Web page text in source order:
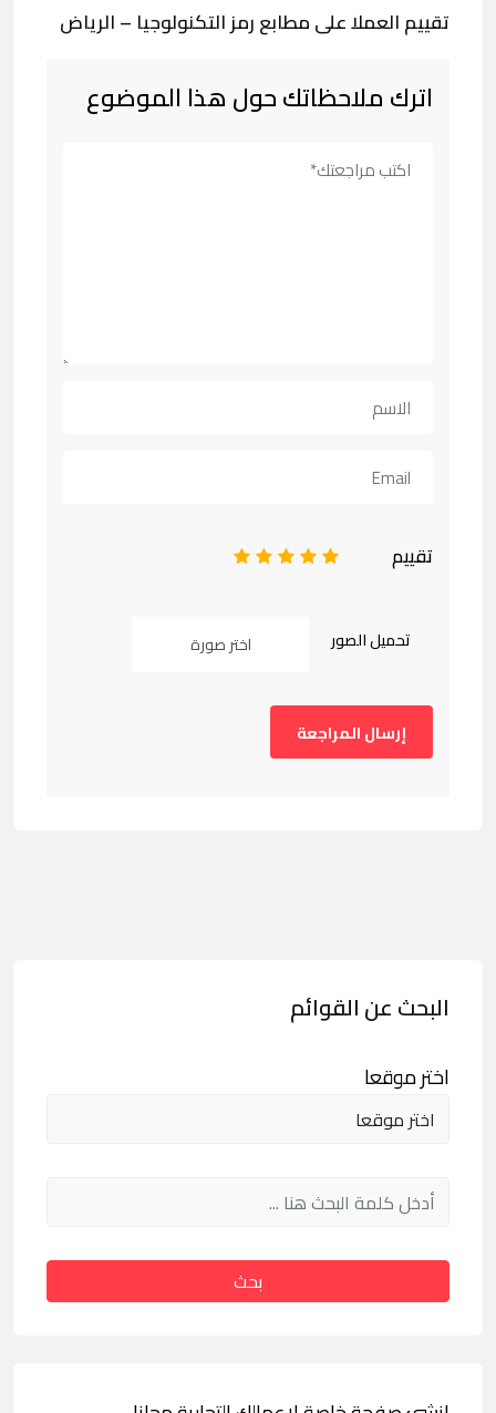
تقييم العملا على مطابع رمز التكنولوجيا – الرياض
اترك ملاحظاتك حول هذا الموضوع
تقييم 5
4
3
2
تحميل الصور اختر صورة
البحث عن القوائم
اختر موقعا
بحث